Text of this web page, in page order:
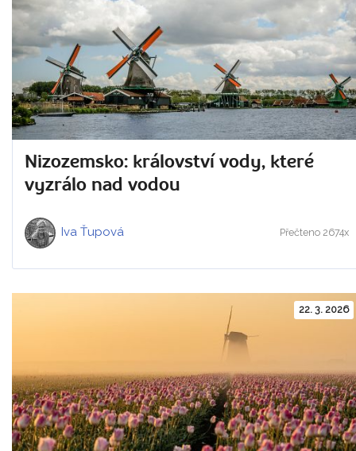
Nizozemsko: království vody, které
vyzrálo nad vodou
Iva Ťupová Přečteno 2674x
22. 3. 2026